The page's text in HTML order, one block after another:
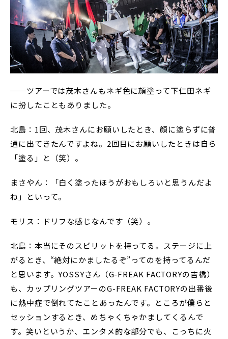
──ツアーでは茂木さんもネギ色に顔塗って下仁田ネギ
に扮したこともありました。
北島：1回、茂木さんにお願いしたとき、顔に塗らずに普
通に出てきたんですよね。2回目にお願いしたときは自ら
「塗る」と（笑）。
まさやん：「白く塗ったほうがおもしろいと思うんだよ
ね」といって。
モリス：ドリフな感じなんです（笑）。
北島：本当にそのスピリットを持ってる。ステージに上
がるとき、“絶対にかましたるぞ”ってのを持ってるんだ
と思います。YOSSYさん（G-FREAK FACTORYの吉橋）
も、カップリングツアーのG-FREAK FACTORYの出番後
に熱中症で倒れてたことあったんです。ところが僕らと
セッションするとき、めちゃくちゃかましてくるんで
す。笑いというか、エンタメ的な部分でも、こっちに火